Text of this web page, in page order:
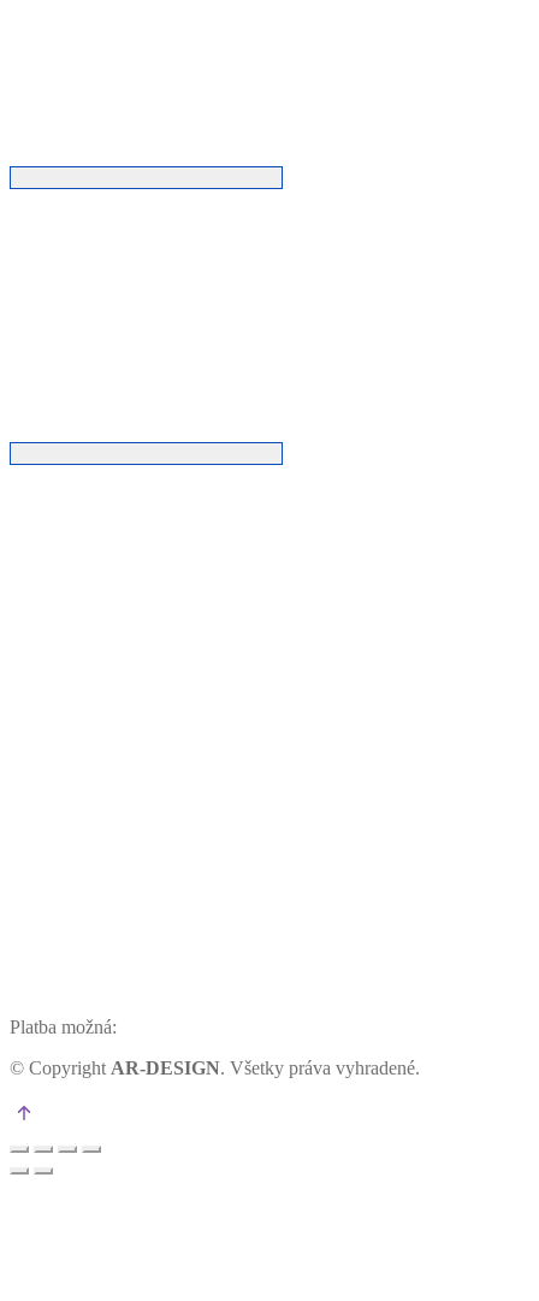
Platba možná:
© Copyright AR-DESIGN. Všetky práva vyhradené.